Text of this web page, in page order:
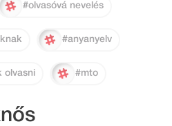
#olvasóvá nevelés
#anyanyelv
olvasni #mto